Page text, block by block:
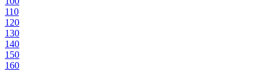
110
120
130
140
150
160